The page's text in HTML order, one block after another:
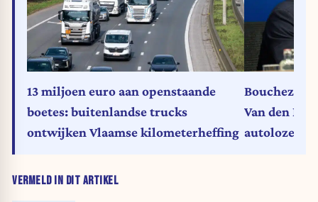
VERMELD IN DIT ARTIKEL
13 miljoen euro aan openstaande
boetes: buitenlandse trucks
ontwijken Vlaamse kilometerheffing
Bouchez
Van den
autoloze